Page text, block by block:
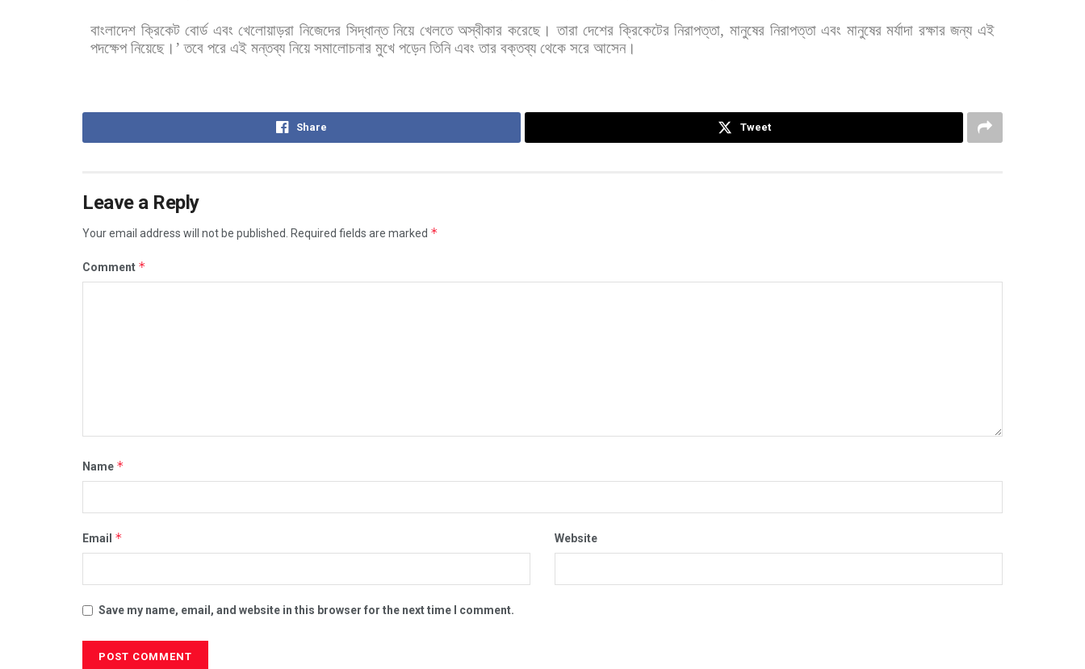
বাংলাদেশ ক্রিকেট বোর্ড এবং খেলোয়াড়রা নিজেদের সিদ্ধান্ত নিয়ে খেলতে অস্বীকার করেছে। তারা দেশের ক্রিকেটের নিরাপত্তা, মানুষের নিরাপত্তা এবং মানুষের মর্যাদা রক্ষার জন্য এই
পদক্ষেপ নিয়েছে। ’তবে পরে এই মন্তব্য নিয়ে সমালোচনার মুখে পড়েন তিনি এবং তার বক্তব্য থেকে সরে আসেন।
Share Tweet
Leave a Reply
Your email address will not be published. Required fields are marked *
Comment *
Name *
Email * Website
Save my name, email, and website in this browser for the next time I comment.